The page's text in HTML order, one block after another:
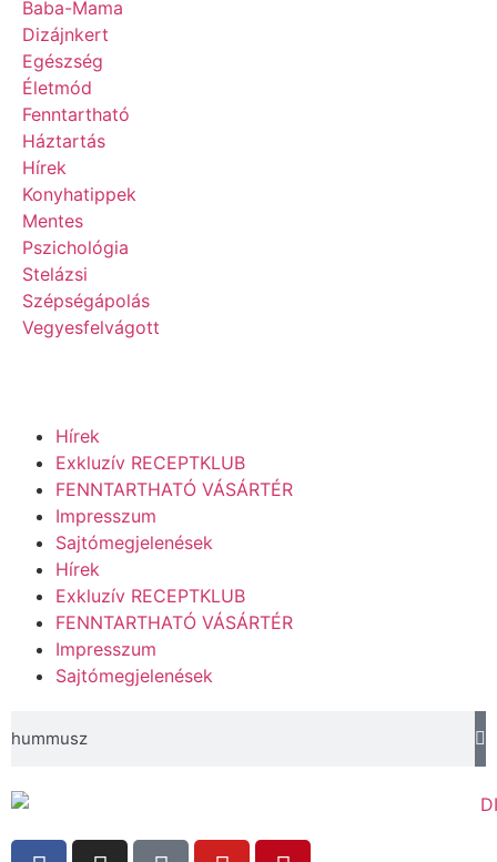
Baba-Mama
Dizájnkert
Egészség
Életmód
Fenntartható
Háztartás
Hírek
Konyhatippek
Mentes
Pszichológia
Stelázsi
Szépségápolás
Vegyesfelvágott
Hírek
Exkluzív RECEPTKLUB
FENNTARTHATÓ VÁSÁRTÉR
Impresszum
Sajtómegjelenések
Hírek
Exkluzív RECEPTKLUB
FENNTARTHATÓ VÁSÁRTÉR
Impresszum
Sajtómegjelenések